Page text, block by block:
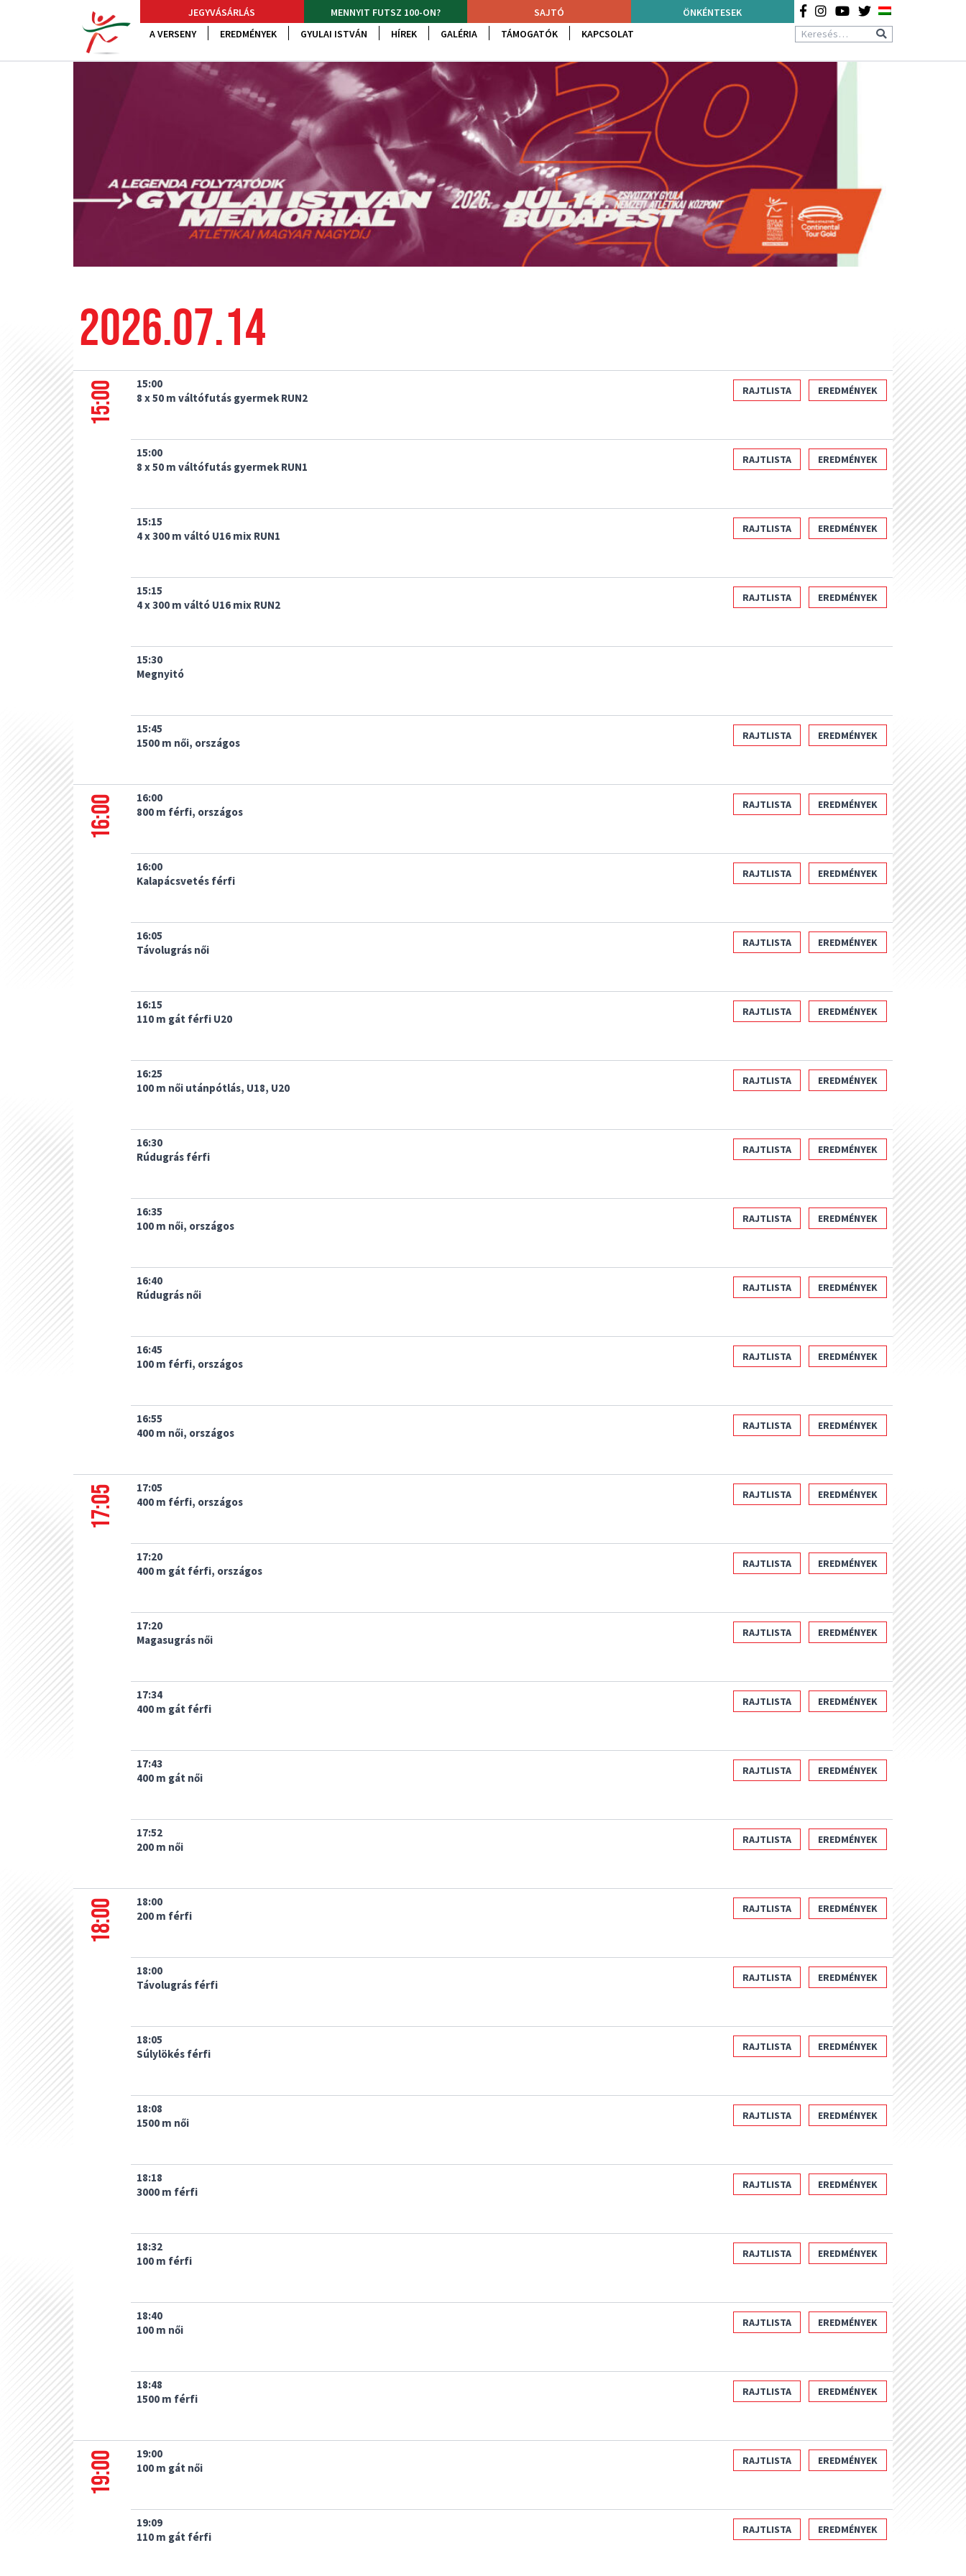
JEGYVÁSÁRLÁS MENNYIT FUTSZ 100-ON? SAJTÓ
ÖNKÉNTESEK
A VERSENY
EREDMÉNYEK GYULAI ISTVÁN HÍREK GALÉRIA TÁMOGATÓK KAPCSOLAT
2026.07.14
15:00
15:00
8 x 50 m váltófutás gyermek RUN2
RAJTLISTA EREDMÉNYEK
15:00
8 x 50 m váltófutás gyermek RUN1
RAJTLISTA EREDMÉNYEK
15:15
4 x 300 m váltó U16 mix RUN1
RAJTLISTA EREDMÉNYEK
15:15
4 x 300 m váltó U16 mix RUN2
RAJTLISTA EREDMÉNYEK
15:30
Megnyitó
15:45
1500 m női, országos
RAJTLISTA EREDMÉNYEK
16:00
16:00
800 m férfi, országos
RAJTLISTA EREDMÉNYEK
16:00
Kalapácsvetés férfi
RAJTLISTA EREDMÉNYEK
16:05
Távolugrás női
RAJTLISTA EREDMÉNYEK
16:15
110 m gát férfi U20
RAJTLISTA EREDMÉNYEK
16:25
100 m női utánpótlás, U18, U20
RAJTLISTA EREDMÉNYEK
16:30
Rúdugrás férfi
RAJTLISTA EREDMÉNYEK
16:35
100 m női, országos
RAJTLISTA EREDMÉNYEK
16:40
Rúdugrás női
RAJTLISTA EREDMÉNYEK
16:45
100 m férfi, országos
RAJTLISTA EREDMÉNYEK
16:55
400 m női, országos
RAJTLISTA EREDMÉNYEK
17:05
17:05
400 m férfi, országos
RAJTLISTA EREDMÉNYEK
17:20
400 m gát férfi, országos
RAJTLISTA EREDMÉNYEK
17:20
Magasugrás női
RAJTLISTA EREDMÉNYEK
17:34
400 m gát férfi
RAJTLISTA EREDMÉNYEK
17:43
400 m gát női
RAJTLISTA EREDMÉNYEK
17:52
200 m női
RAJTLISTA EREDMÉNYEK
18:00
18:00
200 m férfi
RAJTLISTA EREDMÉNYEK
18:00
Távolugrás férfi
RAJTLISTA EREDMÉNYEK
18:05
Súlylökés férfi
RAJTLISTA EREDMÉNYEK
18:08
1500 m női
RAJTLISTA EREDMÉNYEK
18:18
3000 m férfi
RAJTLISTA EREDMÉNYEK
18:32
100 m férfi
RAJTLISTA EREDMÉNYEK
18:40
100 m női
RAJTLISTA EREDMÉNYEK
18:48
1500 m férfi
RAJTLISTA EREDMÉNYEK
19:00
19:00
100 m gát női
RAJTLISTA EREDMÉNYEK
19:09
110 m gát férfi
RAJTLISTA EREDMÉNYEK